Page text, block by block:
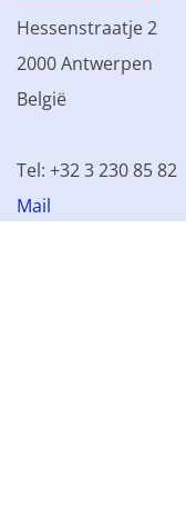
Hessenstraatje 2
2000 Antwerpen
België
Tel: +32 3 230 85 82
Mail